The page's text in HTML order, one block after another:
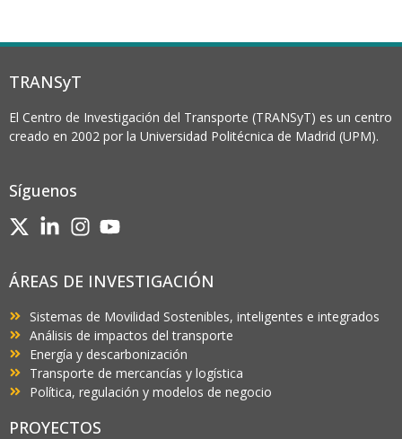
TRANSyT
El Centro de Investigación del Transporte (TRANSyT) es un centro
creado en 2002 por la Universidad Politécnica de Madrid (UPM).
Síguenos
ÁREAS DE INVESTIGACIÓN
Sistemas de Movilidad Sostenibles, inteligentes e integrados
Análisis de impactos del transporte
Energía y descarbonización
Transporte de mercancías y logística
Política, regulación y modelos de negocio
PROYECTOS